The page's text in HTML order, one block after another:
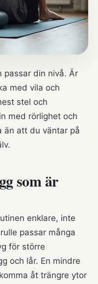
passar din nivå. Är
med vila och
stel och
med rörlighet och
än att du väntar på
som är
enklare, inte
passar många
för större
och lår. En mindre
åt trängre ytor